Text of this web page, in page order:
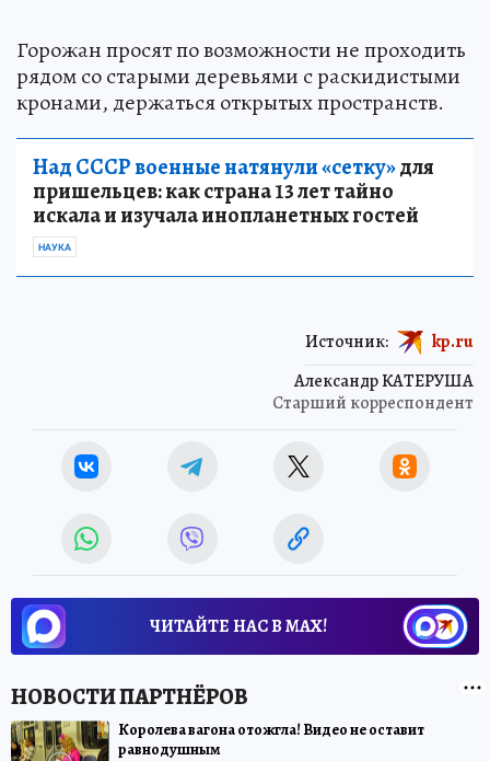
Горожан просят по возможности не проходить
рядом со старыми деревьями с раскидистыми
кронами, держаться открытых пространств.
Над СССР военные натянули «сетку»для
пришельцев: как страна 13 лет тайно
искала и изучала инопланетных гостей
НАУКА
Александр КАТЕРУША
Старший корреспондент
Источник: kp.ru
ЧИТАЙТЕ НАС В МАХ!
Королева вагона отожгла! Видео не оставит
равнодушным